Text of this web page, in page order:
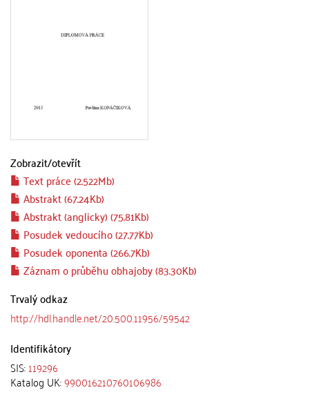
Zobrazit/otevřít
Text práce (2.522Mb)
Abstrakt (67.24Kb)
Abstrakt (anglicky) (75.81Kb)
Posudek vedoucího (27.77Kb)
Posudek oponenta (266.7Kb)
Záznam o průběhu obhajoby (83.30Kb)
Trvalý odkaz
http://hdl.handle.net/20.500.11956/59542
Identifikátory
SIS:119296
Katalog UK:990016210760106986